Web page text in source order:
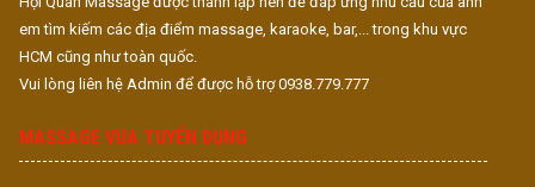
em tìm kiếm các địa điểm massage, karaoke, bar,... trong khu vực
HCM cũng như toàn quốc.
Vui lòng liên hệ Admin để được hỗ trợ 0938.779.777
MASSAGE VUA TUYỂN DỤNG